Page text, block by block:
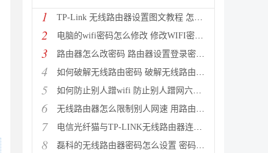
1 TP-Link 无线路由器设置图文教程 怎么设置TP-Link无线
2 电脑的wifi密码怎么修改 修改WIFI密码的方法
3 路由器怎么改密码 路由器设置登录密码及修改无线密码
4 如何破解无线路由密码 破解无线路由密码蹭网的详细图
5 如何防止别人蹭wifi 防止别人蹭网六种方法介绍
6 无线路由器怎么限制别人网速 用路由器控制别人网速图
7 电信光纤猫与TP-LINK无线路由器连接设置向导图文详细
8 磊科的无线路由器密码怎么设置 密码设置方法图文介绍